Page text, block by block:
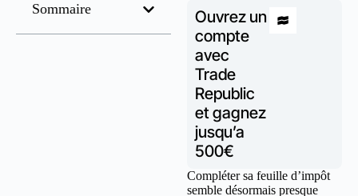
Sommaire
Ouvrez un
compte
avec
Trade
Republic
et gagnez
jusqu’a
500€
Compléter sa feuille d’impôt
semble désormais presque